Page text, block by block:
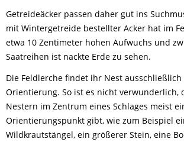
Getreideäcker passen daher gut ins
mit Wintergetreide bestellter Acker hat im
etwa 10 Zentimeter hohen Aufwuchs und
Saatreihen ist nackte Erde zu sehen.
Die Feldlerche findet ihr Nest
Orientierung. So ist es nicht verwunderlich,
Nestern im Zentrum eines Schlages meist
Orientierungspunkt gibt, wie zum Beispiel
Wildkrautstängel, ein größerer Stein, eine